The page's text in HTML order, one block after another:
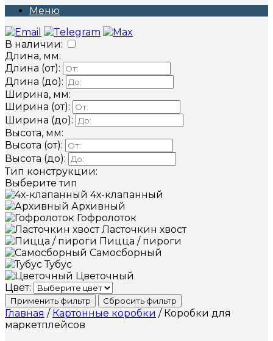
Меню
В наличии:
Длина, мм:
Длина (от):
Длина (до):
Ширина, мм:
Ширина (от):
Ширина (до):
Высота, мм:
Высота (от):
Высота (до):
Тип конструкции:
Выберите тип
4х-клапанный
Архивный
Гофролоток
Ласточкин хвост
Пицца / пироги
Самосборный
Тубус
Цветочный
Цвет:
Применить фильтр Сбросить фильтр
Главная / Картонные коробки / Коробки для
маркетплейсов